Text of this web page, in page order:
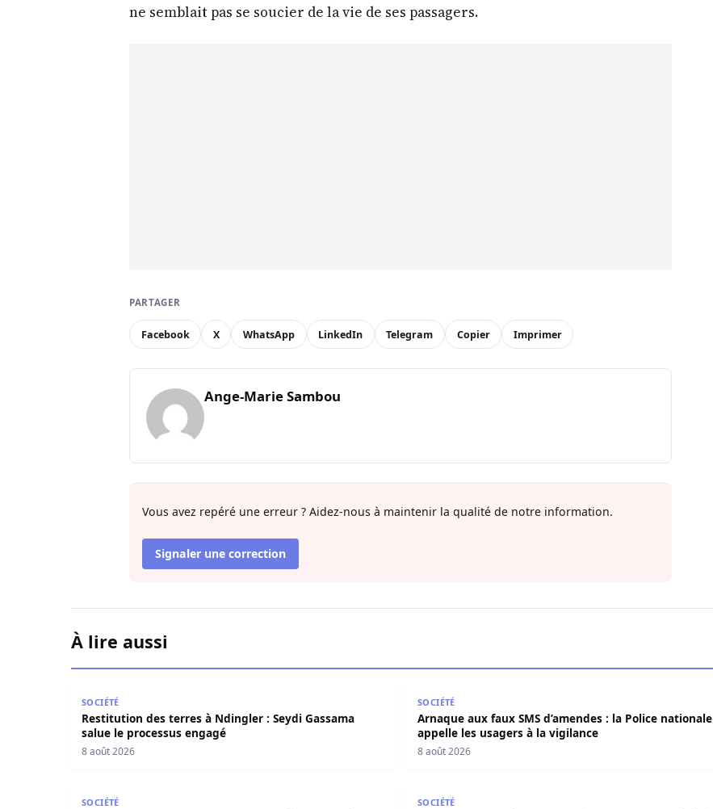
ne semblait pas se soucier de la vie de ses passagers.
PARTAGER
Facebook X WhatsApp LinkedIn Telegram Copier Imprimer
Ange-Marie Sambou
Vous avez repéré une erreur ? Aidez-nous à maintenir la qualité de notre information.
Signaler une correction
À lire aussi
SOCIÉTÉ
Restitution des terres à Ndingler : Seydi Gassama
salue le processus engagé
8 août 2026
SOCIÉTÉ
Arnaque aux faux SMS d’amendes : la Police nationale
appelle les usagers à la vigilance
8 août 2026
SOCIÉTÉ SOCIÉTÉ